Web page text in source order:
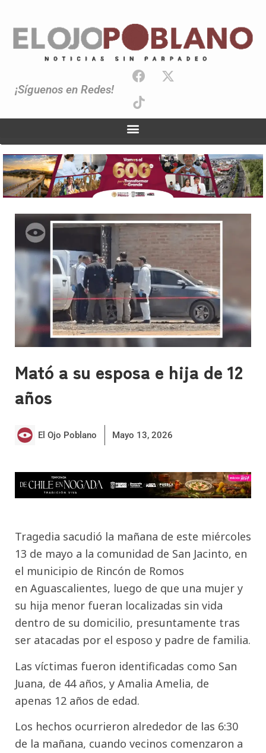
¡Síguenos en Redes!
Mató a su esposa e hija de 12
años
El Ojo Poblano Mayo 13, 2026
Tragedia sacudió la mañana de este miércoles
13 de mayo a la comunidad de San Jacinto, en
el municipio de Rincón de Romos
en Aguascalientes, luego de que una mujer y
su hija menor fueran localizadas sin vida
dentro de su domicilio, presuntamente tras
ser atacadas por el esposo y padre de familia.
Las víctimas fueron identificadas como San
Juana, de 44 años, y Amalia Amelia, de
apenas 12 años de edad.
Los hechos ocurrieron alrededor de las 6:30
de la mañana, cuando vecinos comenzaron a